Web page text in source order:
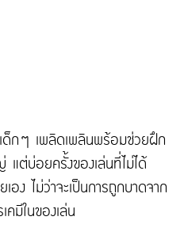
เด็กๆ เพลิดเพลินพร้อมช่วยฝึก
ต่บ่อยครั้งของเล่นที่ไม่ได้
อง ไม่ว่าจะเป็นการถูกบาดจาก
มีในของเล่น